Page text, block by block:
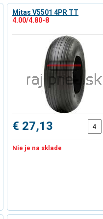
Mitas V5501 4PR TT
4.00/4.80-8
€ 27,13
Nie je na sklade